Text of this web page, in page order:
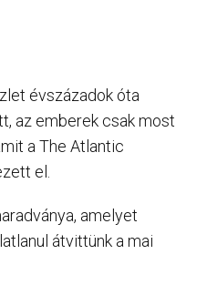
évszázadok óta
az emberek csak most
a The Atlantic
el.
amelyet
átvittünk a mai